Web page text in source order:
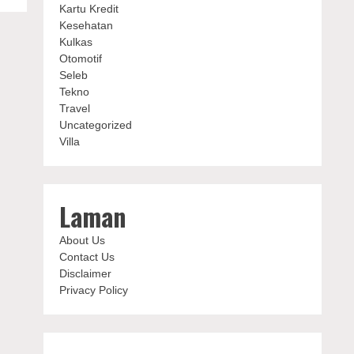
Kartu Kredit
Kesehatan
Kulkas
Otomotif
Seleb
Tekno
Travel
Uncategorized
Villa
Laman
About Us
Contact Us
Disclaimer
Privacy Policy